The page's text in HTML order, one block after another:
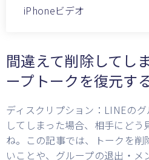
iPhoneビデオ
間違えて削除してし
ープトークを復元す
ディスクリプション：LINEの
してしまった場合、相手にど
ね。この記事では、トークを削
いことや、グループの退出・